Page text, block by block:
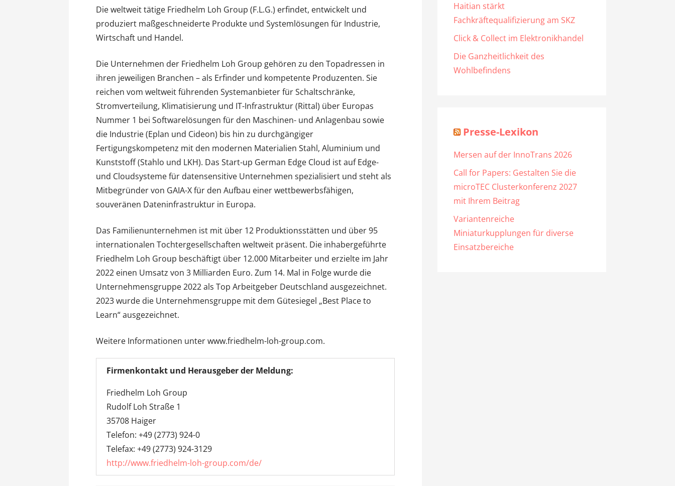
Die weltweit tätige Friedhelm Loh Group (F.L.G.) erfindet, entwickelt und
produziert maßgeschneiderte Produkte und Systemlösungen für Industrie,
Wirtschaft und Handel.
Die Unternehmen der Friedhelm Loh Group gehören zu den Topadressen in
ihren jeweiligen Branchen – als Erfinder und kompetente Produzenten. Sie
reichen vom weltweit führenden Systemanbieter für Schaltschränke,
Stromverteilung, Klimatisierung und IT-Infrastruktur (Rittal) über Europas
Nummer 1 bei Softwarelösungen für den Maschinen- und Anlagenbau sowie
die Industrie (Eplan und Cideon) bis hin zu durchgängiger
Fertigungskompetenz mit den modernen Materialien Stahl, Aluminium und
Kunststoff (Stahlo und LKH). Das Start-up German Edge Cloud ist auf Edge-
und Cloudsysteme für datensensitive Unternehmen spezialisiert und steht als
Mitbegründer von GAIA-X für den Aufbau einer wettbewerbsfähigen,
souveränen Dateninfrastruktur in Europa.
Das Familienunternehmen ist mit über 12 Produktionsstätten und über 95
internationalen Tochtergesellschaften weltweit präsent. Die inhabergeführte
Friedhelm Loh Group beschäftigt über 12.000 Mitarbeiter und erzielte im Jahr
2022 einen Umsatz von 3 Milliarden Euro. Zum 14. Mal in Folge wurde die
Unternehmensgruppe 2022 als Top Arbeitgeber Deutschland ausgezeichnet.
2023 wurde die Unternehmensgruppe mit dem Gütesiegel „Best Place to
Learn“ ausgezeichnet.
Weitere Informationen unter www.friedhelm-loh-group.com.
Firmenkontakt und Herausgeber der Meldung:
Friedhelm Loh Group
Rudolf Loh Straße 1
35708 Haiger
Telefon: +49 (2773) 924-0
Telefax: +49 (2773) 924-3129
http://www.friedhelm-loh-group.com/de/
Haitian stärkt
Fachkräftequalifizierung am SKZ
Click & Collect im Elektronikhandel
Die Ganzheitlichkeit des
Wohlbefindens
Presse-Lexikon
Mersen auf der InnoTrans 2026
Call for Papers: Gestalten Sie die
microTEC Clusterkonferenz 2027
mit Ihrem Beitrag
Variantenreiche
Miniaturkupplungen für diverse
Einsatzbereiche